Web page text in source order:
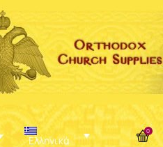
Ελληνικά
0